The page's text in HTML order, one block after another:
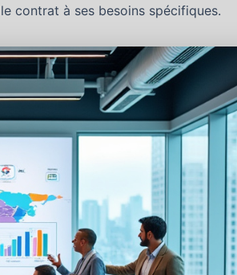
contrat à ses besoins spécifiques.